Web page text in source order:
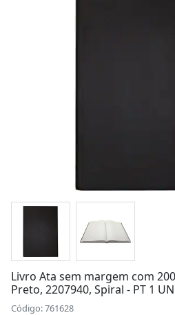
Livro Ata sem margem com
Preto, 2207940, Spiral - PT 1 UN
Código: 761628